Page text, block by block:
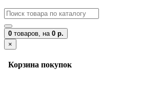
0 товаров, на 0 р.
×
Корзина покупок